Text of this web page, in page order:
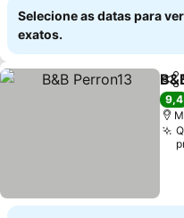
Selecione as datas para
exatos.
9,4